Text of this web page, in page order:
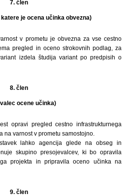
7. člen
je ocena učinka obvezna)
v prometu je obvezna za vse cestno
pregled in oceno strokovnih podlag, za
izdela študija variant po predpisih o
8. člen
ocene učinka)
opravi pregled cestno infrastrukturnega
na varnost v prometu samostojno.
lahko agencija glede na obseg in
skupino presojevalcev, ki bo opravila
projekta in pripravila oceno učinka na
9. člen